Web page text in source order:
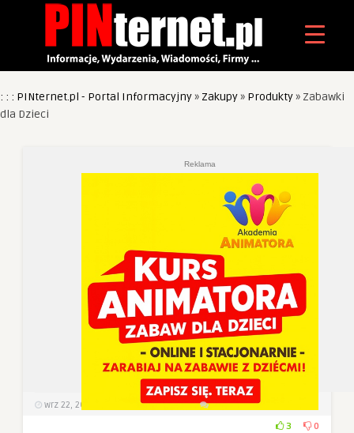
: : : PINternet.pl - Portal Informacyjny» Zakupy» Produkty» Zabawki
dla Dzieci
Reklama
wrz 22, 2022 Wyświetlenia 0 Komentarzy
3 0